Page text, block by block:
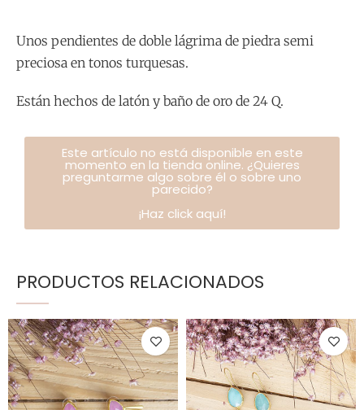
Unos pendientes de doble lágrima de piedra semi
preciosa en tonos turquesas.
Están hechos de latón y baño de oro de 24 Q.
Este artículo no está disponible en este
momento en la tienda online. ¿Quieres
preguntarme algo sobre él o sobre uno
parecido?
¡Haz click aquí!
PRODUCTOS RELACIONADOS